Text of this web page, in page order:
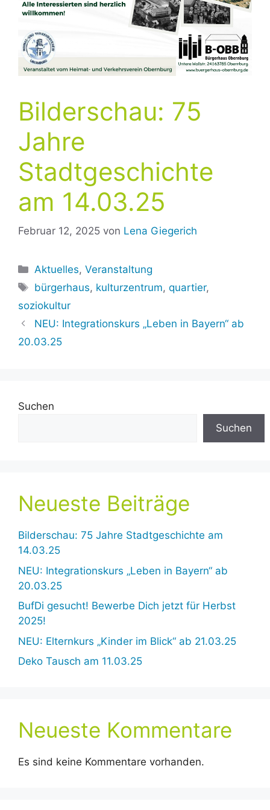
Bilderschau: 75
Jahre
Stadtgeschichte
am 14.03.25
Februar 12, 2025 von Lena Giegerich
Kategorien
Aktuelles,Veranstaltung
Schlagwörter
bürgerhaus, kulturzentrum,quartier,
soziokultur
NEU: Integrationskurs „Leben in Bayern“ ab
20.03.25
Suchen
Suchen
Neueste Beiträge
Bilderschau: 75 Jahre Stadtgeschichte am
14.03.25
NEU: Integrationskurs „Leben in Bayern“ ab
20.03.25
BufDi gesucht! Bewerbe Dich jetzt für Herbst
2025!
NEU: Elternkurs „Kinder im Blick“ ab 21.03.25
Deko Tausch am 11.03.25
Neueste Kommentare
Es sind keine Kommentare vorhanden.